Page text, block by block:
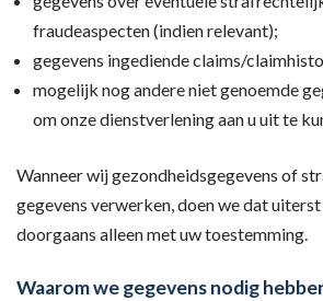
fraudeaspecten (indien relevant);
gegevens ingediende claims/
mogelijk nog andere niet genoemde
om onze dienstverlening aan u uit te
Wanneer wij gezondheidsgegevens of
gegevens verwerken, doen we dat
doorgaans alleen met uw toestemming.
Waarom we gegevens nodig